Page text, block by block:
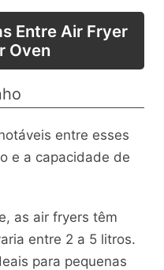
Entre Air Fryer
Oven
entre esses
e a capacidade de
as air fryers têm
entre 2 a 5 litros.
para pequenas